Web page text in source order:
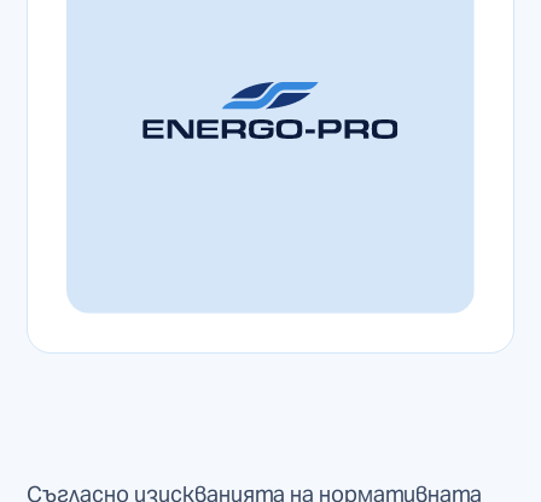
Съгласно изискванията на нормативната